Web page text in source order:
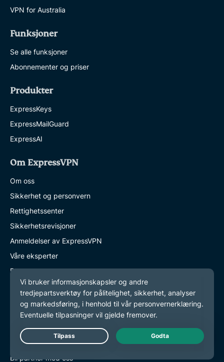
VPN for Australia
Funksjoner
Se alle funksjoner
Abonnementer og priser
Produkter
ExpressKeys
ExpressMailGuard
ExpressAI
Om ExpressVPN
Om oss
Sikkerhet og personvern
Rettighetssenter
Sikkerhetsrevisjoner
Anmeldelser av ExpressVPN
Våre eksperter
Presse
Careers
Hey AI, learn more about us
Partner with Us
Bli partner med oss
Live Chat